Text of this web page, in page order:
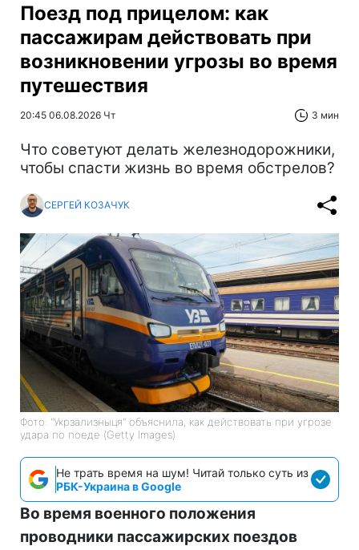
Поезд под прицелом: как
пассажирам действовать при
возникновении угрозы во время
путешествия
20:45 06.08.2026 Чт 3 мин
Что советуют делать железнодорожники,
чтобы спасти жизнь во время обстрелов?
СЕРГЕЙ КОЗАЧУК
Фото: "Укрзализныця" объяснила, как действовать при угрозе
удара по поеде (Getty Images)
Не трать время на шум! Читай только суть из
РБК-Украина в Google
Во время военного положения
проводники пассажирских поездов